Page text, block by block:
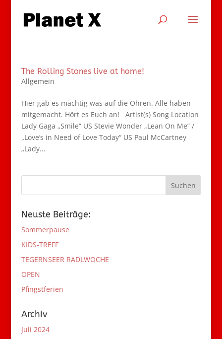
The Rolling Stones live at home!
Allgemein
Hier gab es mächtig was auf die Ohren. Alle haben
mitgemacht. Hört es Euch an! Artist(s) Song Location
Lady Gaga „Smile“ US Stevie Wonder „Lean On Me“ /
„Love’s in Need of Love Today“ US Paul McCartney
„Lady...
Neuste Beiträge:
Sommerpause
KIDS-TREFF
TEGERNSEER RADLWOCHE
OPEN
Pfingstferien
Archiv
Juli 2024